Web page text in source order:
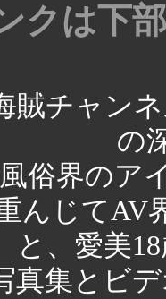
クは下
賊チャン
の
俗界のア
んじてAV
と、愛美
真集とビ